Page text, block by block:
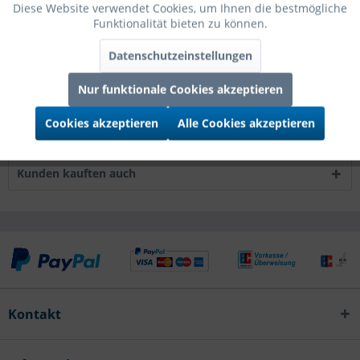
Grabo Folienballon Zahl 5 Silver 160cm/64"mehr
Bewertungen lesen, schreiben und diskutieren...
Infos zum Hersteller
Folgende Infos zum Hersteller sind verfübar......mehr
Kunden kauften auch
Kontakt
Diese Website verwendet Cookies, um Ihnen die bestmögliche
Funktionalität bieten zu können.
Datenschutzeinstellungen
Nur funktionale Cookies akzeptieren
Cookies akzeptieren Alle Cookies akzeptieren